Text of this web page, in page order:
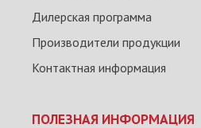
Дилерская программа
Производители продукции
Контактная информация
ПОЛЕЗНАЯ ИНФОРМАЦИЯ